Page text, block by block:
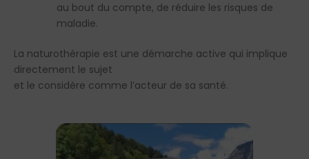
au bout du compte, de réduire les risques de
maladie.
La naturothérapie est une démarche active qui implique
directement le sujet
et le considère comme l’acteur de sa santé.